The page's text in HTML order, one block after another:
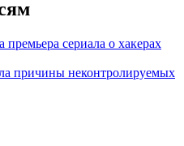
сериала о хакерах
причины неконтролируемых